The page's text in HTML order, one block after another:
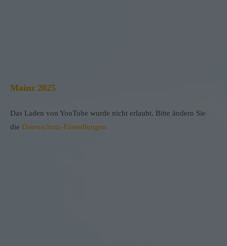
Mainz 2025
Das Laden von YouTube wurde nicht erlaubt. Bitte ändern Sie
die Datenschutz-Einstellungen